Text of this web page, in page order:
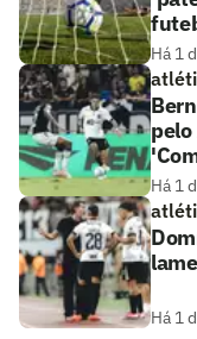
Há 1
Há 1
Há 1